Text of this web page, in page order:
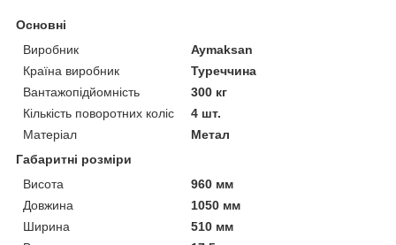
Основні
Виробник
Aymaksan
Країна виробник
Туреччина
Вантажопідйомність
300 кг
Кількість поворотних коліс
4 шт.
Матеріал
Метал
Габаритні розміри
Висота
960 мм
Довжина
1050 мм
Ширина
510 мм